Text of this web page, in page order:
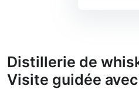
Distillerie de
Visite guidée